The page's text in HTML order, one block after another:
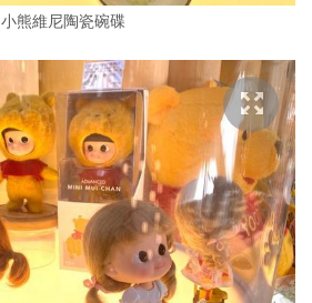
小熊維尼陶瓷碗碟